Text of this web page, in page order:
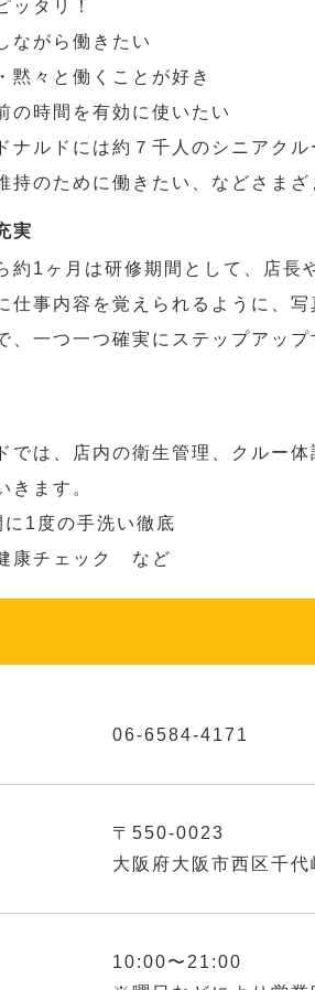
ッタリ！
ながら働きたい
黙々と働くことが好き
の時間を有効に使いたい
ナルドには約７千人のシニアク
持のために働きたい、などさまざ
実
約1ヶ月は研修期間として、店長
仕事内容を覚えられるように、
、一つ一つ確実にステップアップ
では、店内の衛生管理、クルー
きます。
に1度の手洗い徹底
康チェック など
06-6584-4171
〒550-0023
大阪府大阪市西区千代
10:00〜21:00